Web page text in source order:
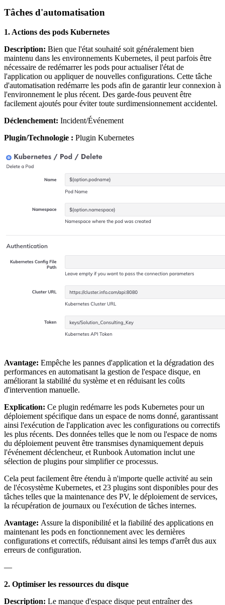
Tâches d'automatisation
1. Actions des pods Kubernetes
Description: Bien que l'état souhaité soit généralement bien
maintenu dans les environnements Kubernetes, il peut parfois être
nécessaire de redémarrer les pods pour actualiser l'état de
l'application ou appliquer de nouvelles configurations. Cette tâche
d'automatisation redémarre les pods afin de garantir leur connexion à
l'environnement le plus récent. Des garde-fous peuvent être
facilement ajoutés pour éviter toute surdimensionnement accidentel.
Déclenchement: Incident/Événement
Plugin/Technologie : Plugin Kubernetes
Avantage: Empêche les pannes d'application et la dégradation des
performances en automatisant la gestion de l'espace disque, en
améliorant la stabilité du système et en réduisant les coûts
d'intervention manuelle.
Explication: Ce plugin redémarre les pods Kubernetes pour un
déploiement spécifique dans un espace de noms donné, garantissant
ainsi l'exécution de l'application avec les configurations ou correctifs
les plus récents. Des données telles que le nom ou l'espace de noms
du déploiement peuvent être transmises dynamiquement depuis
l'événement déclencheur, et Runbook Automation inclut une
sélection de plugins pour simplifier ce processus.
Cela peut facilement être étendu à n'importe quelle activité au sein
de l'écosystème Kubernetes, et 23 plugins sont disponibles pour des
tâches telles que la maintenance des PV, le déploiement de services,
la récupération de journaux ou l'exécution de tâches internes.
Avantage: Assure la disponibilité et la fiabilité des applications en
maintenant les pods en fonctionnement avec les dernières
configurations et correctifs, réduisant ainsi les temps d'arrêt dus aux
erreurs de configuration.
—
2. Optimiser les ressources du disque
Description: Le manque d'espace disque peut entraîner des